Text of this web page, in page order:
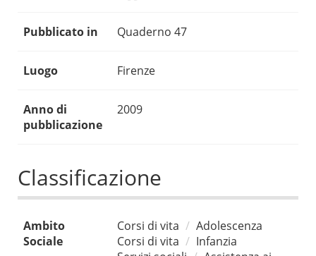
Pubblicato in Quaderno 47
Luogo Firenze
Anno di
pubblicazione
2009
Classificazione
Ambito
Sociale
Corsi di vita
Adolescenza
Corsi di vita
Infanzia